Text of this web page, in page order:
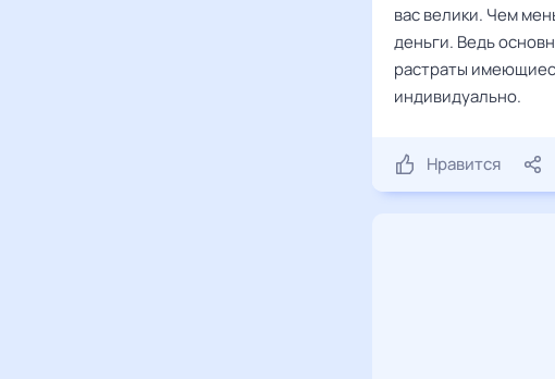
вас велики. Чем
деньги. Ведь
растраты
индивидуально.
Нравится